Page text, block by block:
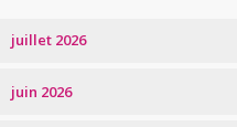
juillet 2026
juin 2026